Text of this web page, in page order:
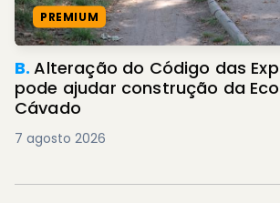
PREMIUM
B.Alteração do Código das Expropriações
pode ajudar construção da
Cávado
7 agosto 2026